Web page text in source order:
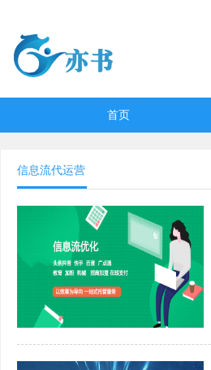
首页
信息流代运营